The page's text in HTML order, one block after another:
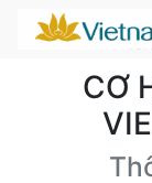
CƠ